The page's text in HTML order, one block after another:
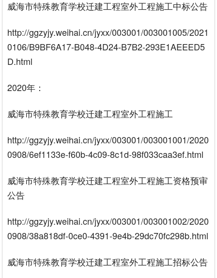
威海市特殊教育学校迁建工程室外工程施工中标公告
http://ggzyjy.weihai.cn/jyxx/003001/003001005/2021
0106/B9BF6A17-B048-4D24-B7B2-293E1AEEED5
D.html
2020年：
威海市特殊教育学校迁建工程室外工程施工
http://ggzyjy.weihai.cn/jyxx/003001/003001001/2020
0908/6ef1133e-f60b-4c09-8c1d-98f033caa3ef.html
威海市特殊教育学校迁建工程室外工程施工资格预审
公告
http://ggzyjy.weihai.cn/jyxx/003001/003001002/2020
0908/38a818df-0ce0-4391-9e4b-29dc70fc298b.html
威海市特殊教育学校迁建工程室外工程施工招标公告